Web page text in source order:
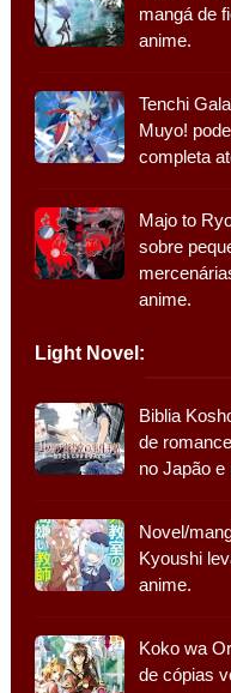
mangá de
anime.
Tenchi
Muyo!
completa
Majo to
sobre
anime.
Light Novel:
Biblia
de
no Japão e
Novel/
Kyoushi
anime.
Koko wa
de cópias